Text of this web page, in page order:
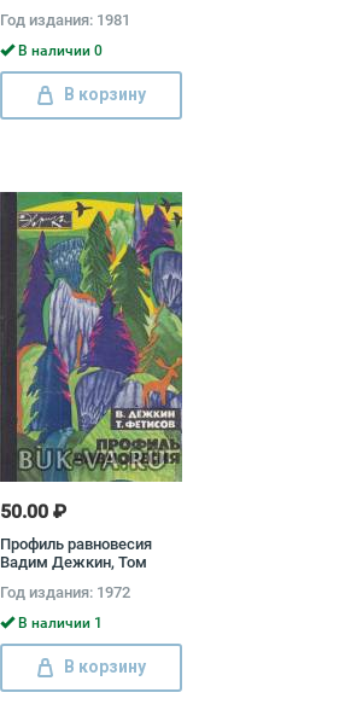
Год издания: 1981
В наличии 0
В корзину
50.00 ₽
Профиль равновесия
Вадим Дежкин, Том
Год издания: 1972
В наличии 1
В корзину